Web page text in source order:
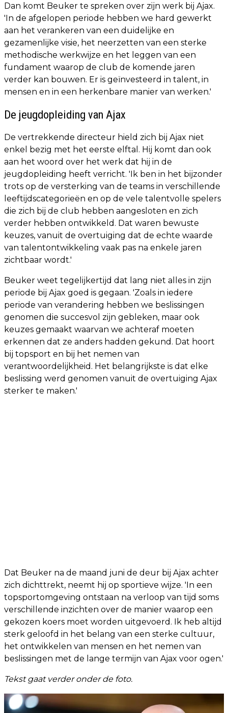
Dan komt Beuker te spreken over zijn werk bij Ajax.
'In de afgelopen periode hebben we hard gewerkt
aan het verankeren van een duidelijke en
gezamenlijke visie, het neerzetten van een sterke
methodische werkwijze en het leggen van een
fundament waarop de club de komende jaren
verder kan bouwen. Er is geïnvesteerd in talent, in
mensen en in een herkenbare manier van werken.'
De jeugdopleiding van Ajax
De vertrekkende directeur hield zich bij Ajax niet
enkel bezig met het eerste elftal. Hij komt dan ook
aan het woord over het werk dat hij in de
jeugdopleiding heeft verricht. 'Ik ben in het bijzonder
trots op de versterking van de teams in verschillende
leeftijdscategorieën en op de vele talentvolle spelers
die zich bij de club hebben aangesloten en zich
verder hebben ontwikkeld. Dat waren bewuste
keuzes, vanuit de overtuiging dat de echte waarde
van talentontwikkeling vaak pas na enkele jaren
zichtbaar wordt.'
Beuker weet tegelijkertijd dat lang niet alles in zijn
periode bij Ajax goed is gegaan. 'Zoals in iedere
periode van verandering hebben we beslissingen
genomen die succesvol zijn gebleken, maar ook
keuzes gemaakt waarvan we achteraf moeten
erkennen dat ze anders hadden gekund. Dat hoort
bij topsport en bij het nemen van
verantwoordelijkheid. Het belangrijkste is dat elke
beslissing werd genomen vanuit de overtuiging Ajax
sterker te maken.'
Dat Beuker na de maand juni de deur bij Ajax achter
zich dichttrekt, neemt hij op sportieve wijze. 'In een
topsportomgeving ontstaan na verloop van tijd soms
verschillende inzichten over de manier waarop een
gekozen koers moet worden uitgevoerd. Ik heb altijd
sterk geloofd in het belang van een sterke cultuur,
het ontwikkelen van mensen en het nemen van
beslissingen met de lange termijn van Ajax voor ogen.'
Tekst gaat verder onder de foto.